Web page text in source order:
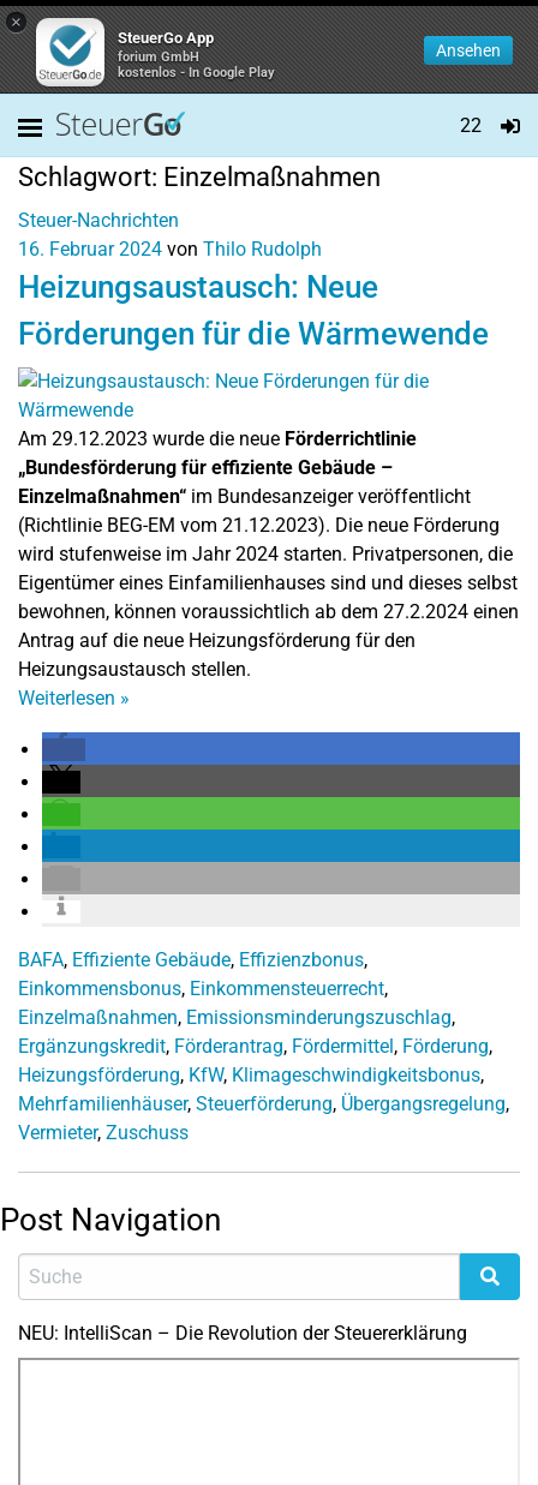
×
SteuerGo App
forium GmbH
kostenlos - In Google Play
Ansehen
22
Schlagwort: Einzelmaßnahmen
Steuer-Nachrichten
16. Februar 2024 von Thilo Rudolph
Heizungsaustausch: Neue
Förderungen für die Wärmewende
Am 29.12.2023 wurde die neue Förderrichtlinie
„Bundesförderung für effiziente Gebäude –
Einzelmaßnahmen“ im Bundesanzeiger veröffentlicht
(Richtlinie BEG-EM vom 21.12.2023). Die neue Förderung
wird stufenweise im Jahr 2024 starten. Privatpersonen, die
Eigentümer eines Einfamilienhauses sind und dieses selbst
bewohnen, können voraussichtlich ab dem 27.2.2024 einen
Antrag auf die neue Heizungsförderung für den
Heizungsaustausch stellen.
Weiterlesen »
BAFA, Effiziente Gebäude, Effizienzbonus,
Einkommensbonus, Einkommensteuerrecht,
Einzelmaßnahmen, Emissionsminderungszuschlag,
Ergänzungskredit, Förderantrag, Fördermittel, Förderung,
Heizungsförderung, KfW, Klimageschwindigkeitsbonus,
Mehrfamilienhäuser, Steuerförderung, Übergangsregelung,
Vermieter, Zuschuss
Post Navigation
NEU: IntelliScan – Die Revolution der Steuererklärung